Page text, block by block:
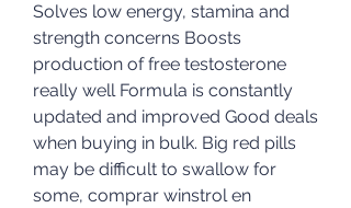
Solves low energy, stamina and
strength concerns Boosts
production of free testosterone
really well Formula is constantly
updated and improved Good deals
when buying in bulk. Big red pills
may be difficult to swallow for
some, comprar winstrol en